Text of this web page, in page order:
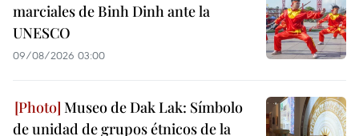
marciales de Binh Dinh ante la
UNESCO
09/08/2026 03:00
Museo de Dak Lak: Símbolo
de unidad de grupos étnicos de la